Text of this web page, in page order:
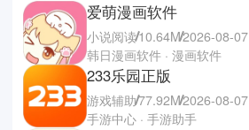
爱萌漫画软件
小说阅读10.64M2026-08-07
韩日漫画软件 · 漫画软件
233乐园正版
游戏辅助77.92M2026-08-07
手游中心 · 手游助手